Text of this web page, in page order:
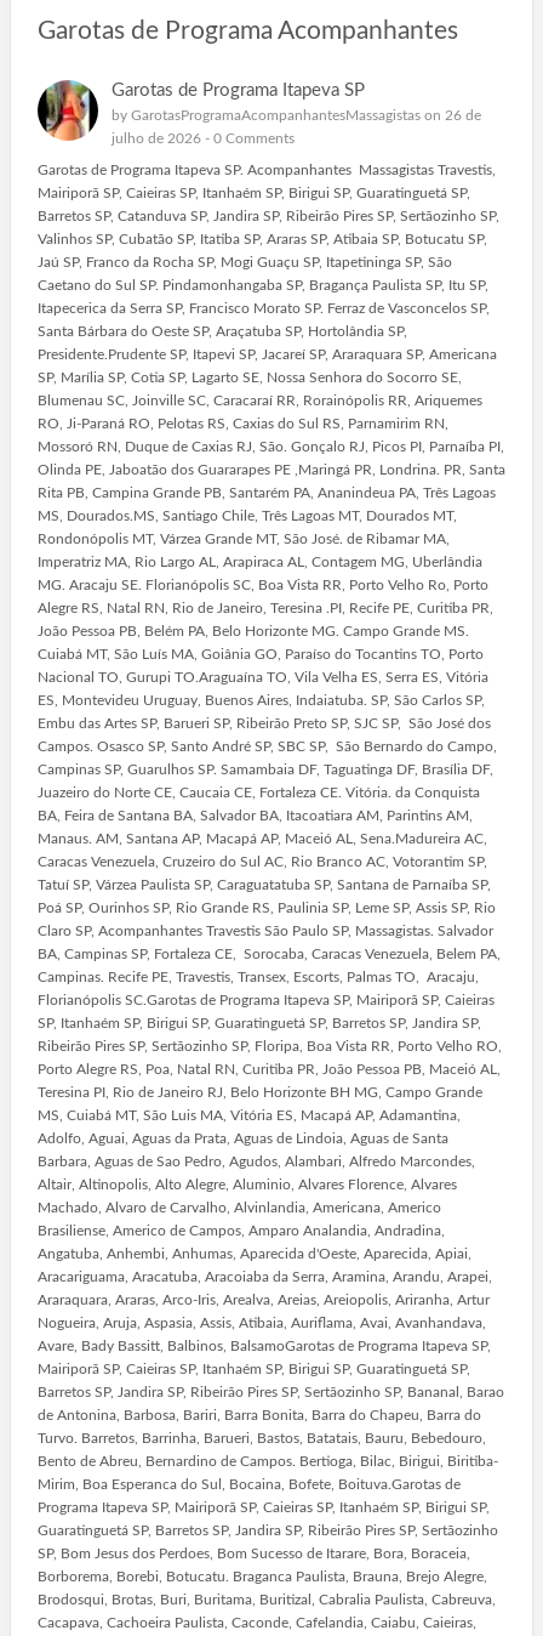
Garotas de Programa Acompanhantes
Garotas de Programa Itapeva SP
by GarotasProgramaAcompanhantesMassagistason 26 de
julho de 2026 - 0 Comments
Garotas de Programa Itapeva SP. Acompanhantes Massagistas Travestis,
Mairiporã SP, Caieiras SP, Itanhaém SP, Birigui SP, Guaratinguetá SP,
Barretos SP, Catanduva SP, Jandira SP, Ribeirão Pires SP, Sertãozinho SP,
Valinhos SP, Cubatão SP, Itatiba SP, Araras SP, Atibaia SP, Botucatu SP,
Jaú SP, Franco da Rocha SP, Mogi Guaçu SP, Itapetininga SP, São
Caetano do Sul SP. Pindamonhangaba SP, Bragança Paulista SP, Itu SP,
Itapecerica da Serra SP, Francisco Morato SP. Ferraz de Vasconcelos SP,
Santa Bárbara do Oeste SP, Araçatuba SP, Hortolândia SP,
Presidente.Prudente SP, Itapevi SP, Jacareí SP, Araraquara SP, Americana
SP, Marília SP, Cotia SP, Lagarto SE, Nossa Senhora do Socorro SE,
Blumenau SC, Joinville SC, Caracaraí RR, Rorainópolis RR, Ariquemes
RO, Ji-Paraná RO, Pelotas RS, Caxias do Sul RS, Parnamirim RN,
Mossoró RN, Duque de Caxias RJ, São. Gonçalo RJ, Picos PI, Parnaíba PI,
Olinda PE, Jaboatão dos Guararapes PE ,Maringá PR, Londrina. PR, Santa
Rita PB, Campina Grande PB, Santarém PA, Ananindeua PA, Três Lagoas
MS, Dourados.MS, Santiago Chile, Três Lagoas MT, Dourados MT,
Rondonópolis MT, Várzea Grande MT, São José. de Ribamar MA,
Imperatriz MA, Rio Largo AL, Arapiraca AL, Contagem MG, Uberlândia
MG. Aracaju SE. Florianópolis SC, Boa Vista RR, Porto Velho Ro, Porto
Alegre RS, Natal RN, Rio de Janeiro, Teresina .PI, Recife PE, Curitiba PR,
João Pessoa PB, Belém PA, Belo Horizonte MG. Campo Grande MS.
Cuiabá MT, São Luís MA, Goiânia GO, Paraíso do Tocantins TO, Porto
Nacional TO, Gurupi TO.Araguaína TO, Vila Velha ES, Serra ES, Vitória
ES, Montevideu Uruguay, Buenos Aires, Indaiatuba. SP, São Carlos SP,
Embu das Artes SP, Barueri SP, Ribeirão Preto SP, SJC SP, São José dos
Campos. Osasco SP, Santo André SP, SBC SP, São Bernardo do Campo,
Campinas SP, Guarulhos SP. Samambaia DF, Taguatinga DF, Brasília DF,
Juazeiro do Norte CE, Caucaia CE, Fortaleza CE. Vitória. da Conquista
BA, Feira de Santana BA, Salvador BA, Itacoatiara AM, Parintins AM,
Manaus. AM, Santana AP, Macapá AP, Maceió AL, Sena.Madureira AC,
Caracas Venezuela, Cruzeiro do Sul AC, Rio Branco AC, Votorantim SP,
Tatuí SP, Várzea Paulista SP, Caraguatatuba SP, Santana de Parnaíba SP,
Poá SP, Ourinhos SP, Rio Grande RS, Paulinia SP, Leme SP, Assis SP, Rio
Claro SP, Acompanhantes Travestis São Paulo SP, Massagistas. Salvador
BA, Campinas SP, Fortaleza CE, Sorocaba, Caracas Venezuela, Belem PA,
Campinas. Recife PE, Travestis, Transex, Escorts, Palmas TO, Aracaju,
Florianópolis SC.Garotas de Programa Itapeva SP, Mairiporã SP, Caieiras
SP, Itanhaém SP, Birigui SP, Guaratinguetá SP, Barretos SP, Jandira SP,
Ribeirão Pires SP, Sertãozinho SP, Floripa, Boa Vista RR, Porto Velho RO,
Porto Alegre RS, Poa, Natal RN, Curitiba PR, João Pessoa PB, Maceió AL,
Teresina PI, Rio de Janeiro RJ, Belo Horizonte BH MG, Campo Grande
MS, Cuiabá MT, São Luis MA, Vitória ES, Macapá AP, Adamantina,
Adolfo, Aguai, Aguas da Prata, Aguas de Lindoia, Aguas de Santa
Barbara, Aguas de Sao Pedro, Agudos, Alambari, Alfredo Marcondes,
Altair, Altinopolis, Alto Alegre, Aluminio, Alvares Florence, Alvares
Machado, Alvaro de Carvalho, Alvinlandia, Americana, Americo
Brasiliense, Americo de Campos, Amparo Analandia, Andradina,
Angatuba, Anhembi, Anhumas, Aparecida d'Oeste, Aparecida, Apiai,
Aracariguama, Aracatuba, Aracoiaba da Serra, Aramina, Arandu, Arapei,
Araraquara, Araras, Arco-Iris, Arealva, Areias, Areiopolis, Ariranha, Artur
Nogueira, Aruja, Aspasia, Assis, Atibaia, Auriflama, Avai, Avanhandava,
Avare, Bady Bassitt, Balbinos, BalsamoGarotas de Programa Itapeva SP,
Mairiporã SP, Caieiras SP, Itanhaém SP, Birigui SP, Guaratinguetá SP,
Barretos SP, Jandira SP, Ribeirão Pires SP, Sertãozinho SP, Bananal, Barao
de Antonina, Barbosa, Bariri, Barra Bonita, Barra do Chapeu, Barra do
Turvo. Barretos, Barrinha, Barueri, Bastos, Batatais, Bauru, Bebedouro,
Bento de Abreu, Bernardino de Campos. Bertioga, Bilac, Birigui, Biritiba-
Mirim, Boa Esperanca do Sul, Bocaina, Bofete, Boituva.Garotas de
Programa Itapeva SP, Mairiporã SP, Caieiras SP, Itanhaém SP, Birigui SP,
Guaratinguetá SP, Barretos SP, Jandira SP, Ribeirão Pires SP, Sertãozinho
SP, Bom Jesus dos Perdoes, Bom Sucesso de Itarare, Bora, Boraceia,
Borborema, Borebi, Botucatu. Braganca Paulista, Brauna, Brejo Alegre,
Brodosqui, Brotas, Buri, Buritama, Buritizal, Cabralia Paulista, Cabreuva,
Cacapava, Cachoeira Paulista, Caconde, Cafelandia, Caiabu, Caieiras,